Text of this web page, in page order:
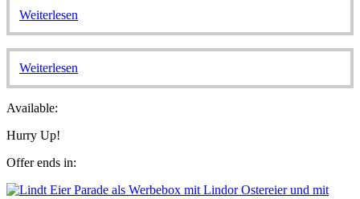
Weiterlesen
Weiterlesen
Available:
Hurry Up!
Offer ends in: